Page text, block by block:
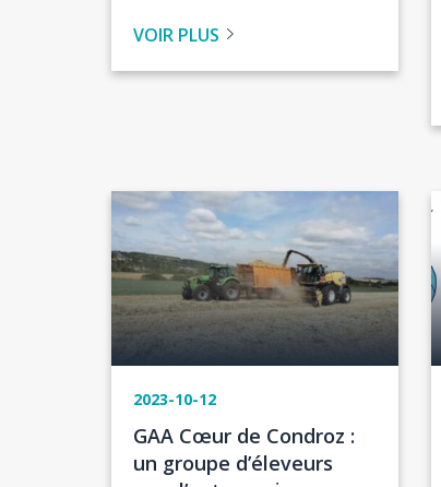
VOIR PLUS
Image
2023-10-12
Titre
de
GAA Cœur de Condroz :
un groupe d’éleveurs